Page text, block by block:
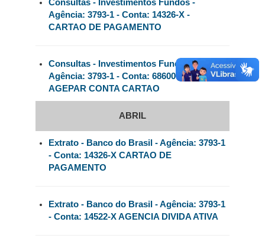
Consultas - Investimentos Fundos -
Agência: 3793-1 - Conta: 14326-X -
CARTAO DE PAGAMENTO
Consultas - Investimentos Fundos -
Agência: 3793-1 - Conta: 686000-1 - GOVPR
AGEPAR CONTA CARTAO
ABRIL
Extrato - Banco do Brasil - Agência: 3793-1
- Conta: 14326-X CARTAO DE
PAGAMENTO
Extrato - Banco do Brasil - Agência: 3793-1
- Conta: 14522-X AGENCIA DIVIDA ATIVA